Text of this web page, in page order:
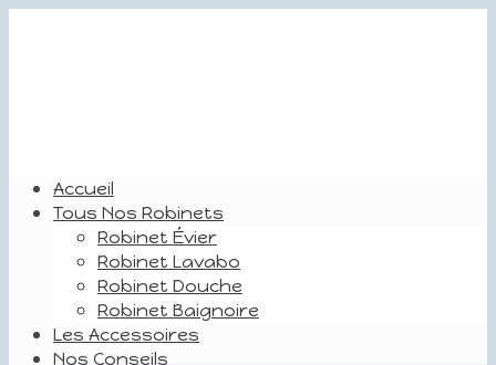
Accueil
Tous Nos Robinets
Robinet Évier
Robinet Lavabo
Robinet Douche
Robinet Baignoire
Les Accessoires
Nos Conseils